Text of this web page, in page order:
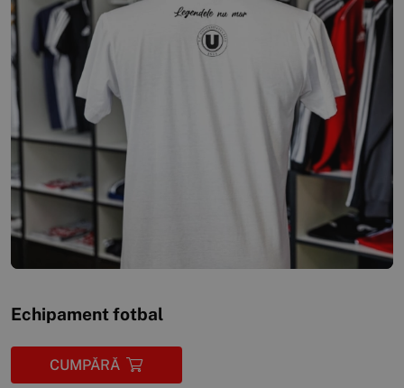
Echipament fotbal
CUMPĂRĂ